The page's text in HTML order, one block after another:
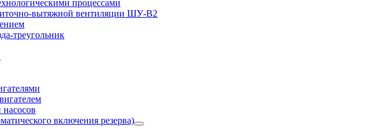
процессами
вытяжной вентиляции ШУ-В2
треугольник
включения резерва)